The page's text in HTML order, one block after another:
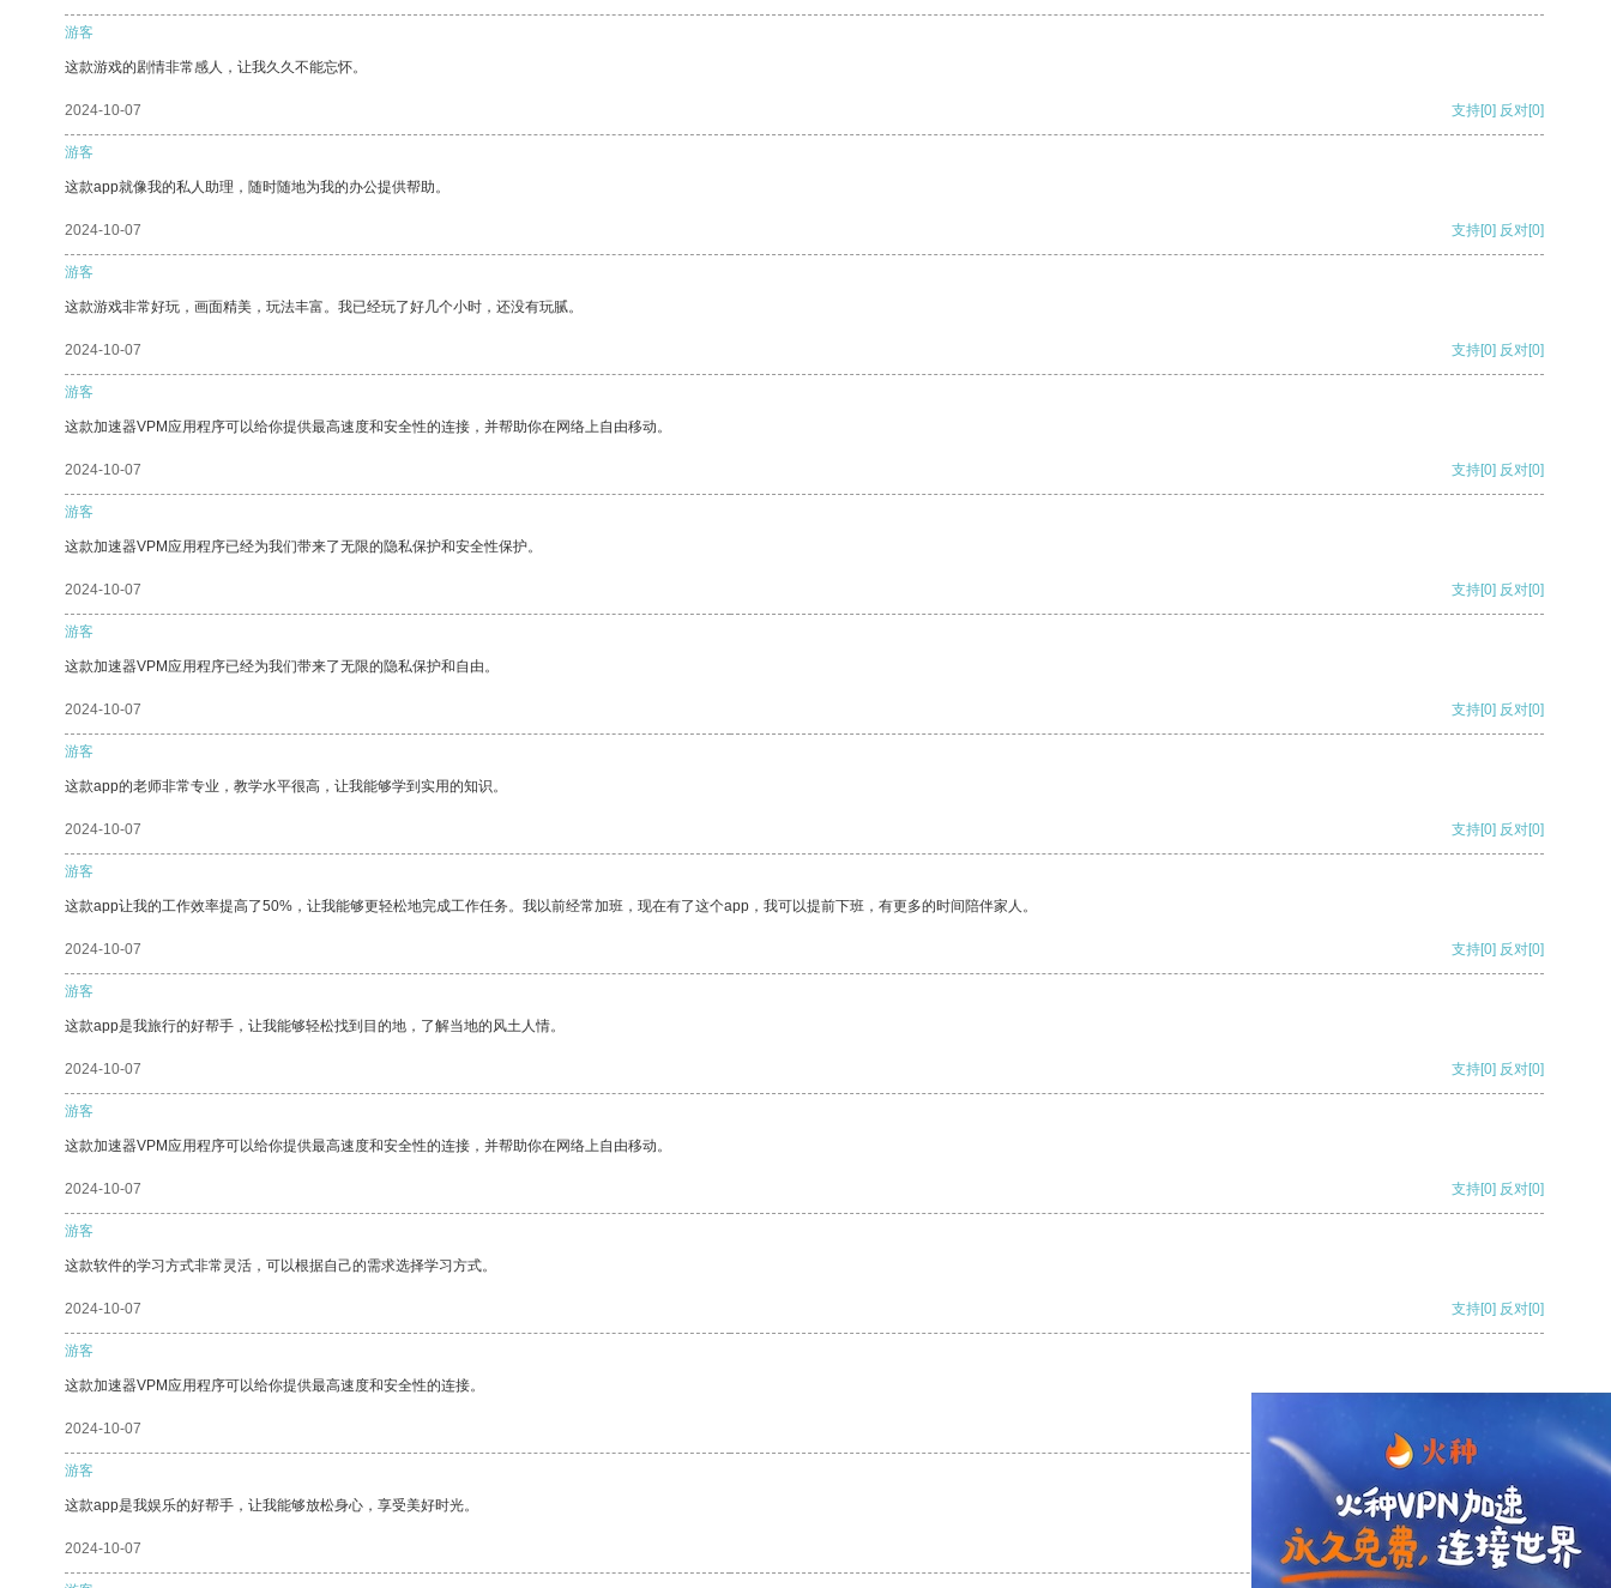
游客
这款游戏的剧情非常感人，让我久久不能忘怀。
2024-10-07 支持[0] 反对[0]
游客
这款app就像我的私人助理，随时随地为我的办公提供帮助。
2024-10-07 支持[0] 反对[0]
游客
这款游戏非常好玩，画面精美，玩法丰富。我已经玩了好几个小时，还没有玩腻。
2024-10-07 支持[0] 反对[0]
游客
这款加速器VPM应用程序可以给你提供最高速度和安全性的连接，并帮助你在网络上自由移动。
2024-10-07 支持[0] 反对[0]
游客
这款加速器VPM应用程序已经为我们带来了无限的隐私保护和安全性保护。
2024-10-07 支持[0] 反对[0]
游客
这款加速器VPM应用程序已经为我们带来了无限的隐私保护和自由。
2024-10-07 支持[0] 反对[0]
游客
这款app的老师非常专业，教学水平很高，让我能够学到实用的知识。
2024-10-07 支持[0] 反对[0]
游客
这款app让我的工作效率提高了50%，让我能够更轻松地完成工作任务。我以前经常加班，现在有了这个app，我可以提前下班，有更多的时间陪伴家人。
2024-10-07 支持[0] 反对[0]
游客
这款app是我旅行的好帮手，让我能够轻松找到目的地，了解当地的风土人情。
2024-10-07 支持[0] 反对[0]
游客
这款加速器VPM应用程序可以给你提供最高速度和安全性的连接，并帮助你在网络上自由移动。
2024-10-07 支持[0] 反对[0]
游客
这款软件的学习方式非常灵活，可以根据自己的需求选择学习方式。
2024-10-07 支持[0] 反对[0]
游客
这款加速器VPM应用程序可以给你提供最高速度和安全性的连接。
2024-10-07
游客
这款app是我娱乐的好帮手，让我能够放松身心，享受美好时光。
2024-10-07 支持 [0] 反对[0]